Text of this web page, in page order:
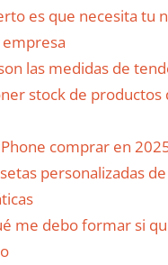
es que necesita tu
empresa
las medidas de
stock de productos
comprar en
personalizadas de
me debo formar si